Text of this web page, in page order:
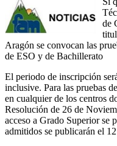
de
Aragón se convocan las
de ESO y de Bachillerato
El periodo de inscripción
inclusive. Para las pruebas
en cualquier de los centros
Resolución de 26 de
acceso a Grado Superior se
admitidos se publicarán el